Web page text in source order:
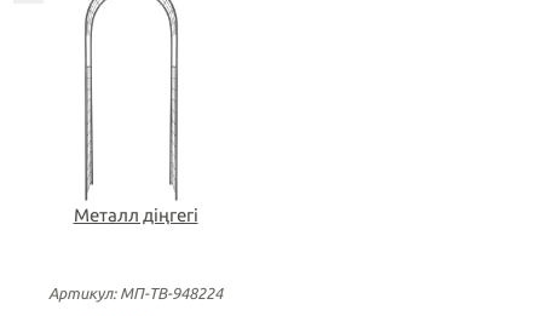
Металл діңгегі
Артикул: МП-ТВ-948224